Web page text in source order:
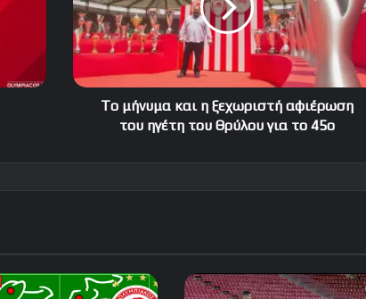
ξεχωριστή
αφιέρωση
του
του
ΘρύλουTo μήνυμα και η ξεχωριστή αφιέρωση
του ηγέτη του Θρύλου για το 45ο